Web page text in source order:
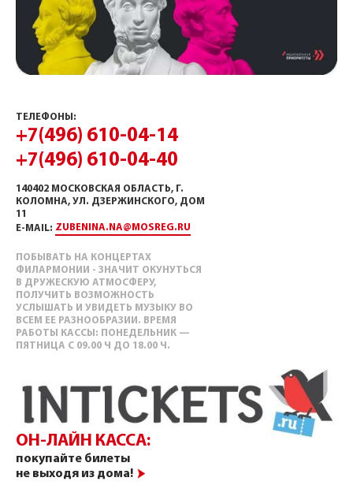
ТЕЛЕФОНЫ:
+7(496) 610-04-14
+7(496) 610-04-40
140402 МОСКОВСКАЯ ОБЛАСТЬ, Г.
КОЛОМНА, УЛ. ДЗЕРЖИНСКОГО, ДОМ
11
E-MAIL: ZUBENINA.NA@MOSREG.RU
ПОБЫВАТЬ НА КОНЦЕРТАХ
ФИЛАРМОНИИ - ЗНАЧИТ ОКУНУТЬСЯ
В ДРУЖЕСКУЮ АТМОСФЕРУ,
ПОЛУЧИТЬ ВОЗМОЖНОСТЬ
УСЛЫШАТЬ И УВИДЕТЬ МУЗЫКУ ВО
ВСЕМ ЕЕ РАЗНООБРАЗИИ. ВРЕМЯ
РАБОТЫ КАССЫ: ПОНЕДЕЛЬНИК —
ПЯТНИЦА С 09.00 Ч ДО 18.00 Ч.
ОН-ЛАЙН КАССА:
покупайте билеты
не выходя из дома!